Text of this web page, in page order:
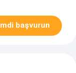
başvurun